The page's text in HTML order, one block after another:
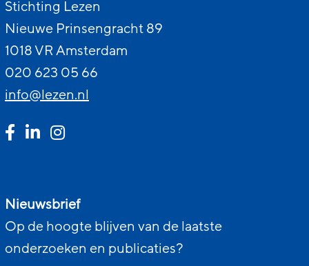
Stichting Lezen
Nieuwe Prinsengracht 89
1018 VR Amsterdam
020 623 05 66
info@lezen.nl
Nieuwsbrief
Op de hoogte blijven van de laatste
onderzoeken en publicaties?